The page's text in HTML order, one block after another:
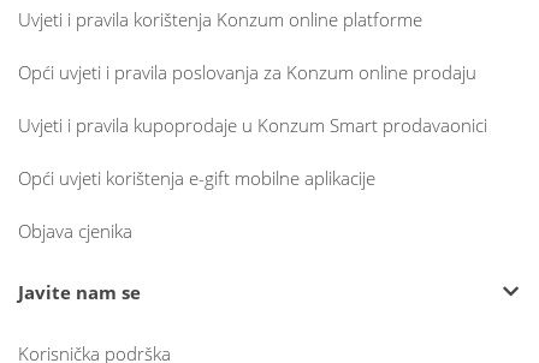
Uvjeti i pravila korištenja Konzum online platforme
Opći uvjeti i pravila poslovanja za Konzum online prodaju
Uvjeti i pravila kupoprodaje u Konzum Smart prodavaonici
Opći uvjeti korištenja e-gift mobilne aplikacije
Objava cjenika
Javite nam se
Korisnička podrška